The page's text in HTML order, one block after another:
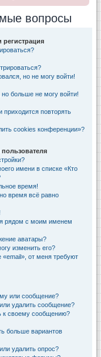
вопросы
но не могу войти!
но больше не могу войти!
повторять
cookies конференции»?
имени в списке «Кто
время!
время всё равно
рядом с моим именем
аватары?
изменить его?
от меня требуют
или сообщение?
удалить сообщение?
к своему сообщению?
больше вариантов
удалить опрос?